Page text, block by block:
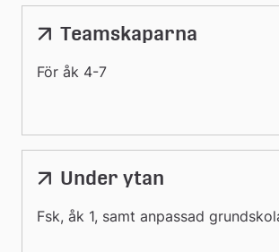
Teamskaparna
För åk 4-7
Under ytan
Fsk, åk 1, samt anpassad